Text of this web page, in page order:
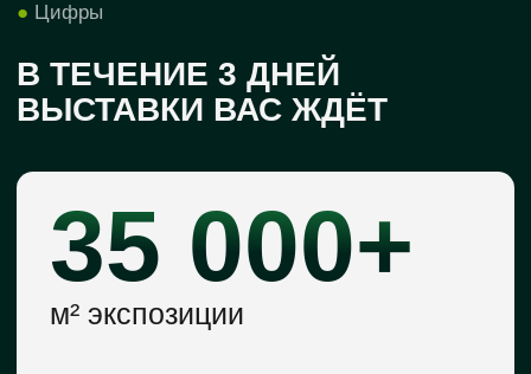
Вся информация о формате,
аудитории — в одном документе
ПОЛУЧИТЬ ПРЕЗЕНТАЦИЮ
О выставке